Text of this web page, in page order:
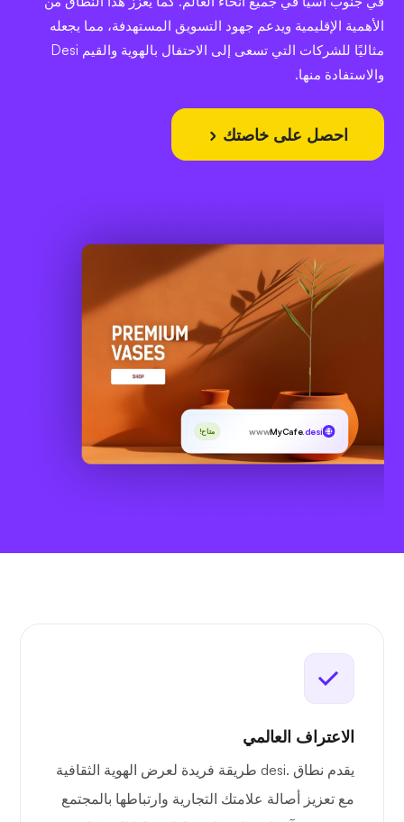
الأهمية الإقليمية ويدعم جهود التسويق المستهدفة، مما يجعله
مثاليًا للشركات التي تسعى إلى الاحتفال بالهوية والقيم Desi
والاستفادة منها.
احصل على خاصتك
wwwMyCafe.desi متاح!
الاعتراف العالمي
يقدم نطاق .desi طريقة فريدة لعرض الهوية الثقافية
مع تعزيز أصالة علامتك التجارية وارتباطها بالمجتمع